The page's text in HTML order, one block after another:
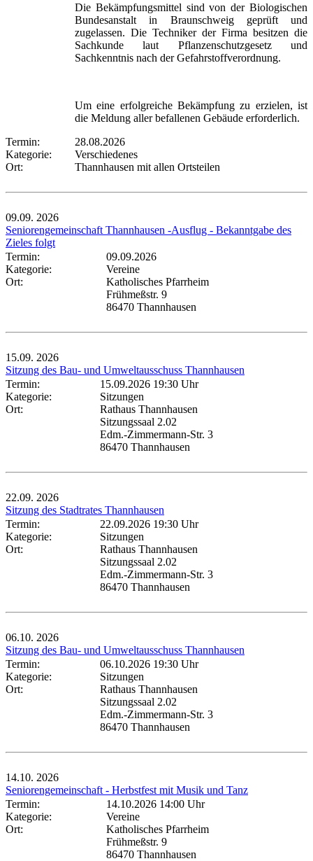
Die Bekämpfungsmittel sind von der Biologischen
Bundesanstalt in Braunschweig geprüft und
zugelassen. Die Techniker der Firma besitzen die
Sachkunde laut Pflanzenschutzgesetz und
Sachkenntnis nach der Gefahrstoffverordnung.
Um eine erfolgreiche Bekämpfung zu erzielen, ist
die Meldung aller befallenen Gebäude erforderlich.
Termin:
28.08.2026
Kategorie:
Verschiedenes
Ort:
Thannhausen mit allen Ortsteilen
09.09. 2026
Seniorengemeinschaft Thannhausen -Ausflug - Bekanntgabe des
Zieles folgt
Termin:
09.09.2026
Kategorie:
Vereine
Ort:
Katholisches Pfarrheim
Frühmeßstr. 9
86470 Thannhausen
15.09. 2026
Sitzung des Bau- und Umweltausschuss Thannhausen
Termin:
15.09.2026 19:30 Uhr
Kategorie:
Sitzungen
Ort:
Rathaus Thannhausen
Sitzungssaal 2.02
Edm.-Zimmermann-Str. 3
86470 Thannhausen
22.09. 2026
Sitzung des Stadtrates Thannhausen
Termin:
22.09.2026 19:30 Uhr
Kategorie:
Sitzungen
Ort:
Rathaus Thannhausen
Sitzungssaal 2.02
Edm.-Zimmermann-Str. 3
86470 Thannhausen
06.10. 2026
Sitzung des Bau- und Umweltausschuss Thannhausen
Termin:
06.10.2026 19:30 Uhr
Kategorie:
Sitzungen
Ort:
Rathaus Thannhausen
Sitzungssaal 2.02
Edm.-Zimmermann-Str. 3
86470 Thannhausen
14.10. 2026
Seniorengemeinschaft - Herbstfest mit Musik und Tanz
Termin:
14.10.2026 14:00 Uhr
Kategorie:
Vereine
Ort:
Katholisches Pfarrheim
Frühmeßstr. 9
86470 Thannhausen